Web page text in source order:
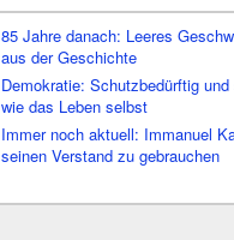
85 Jahre danach: Leeres
aus der Geschichte
Demokratie: Schutzbedürftig
wie das Leben selbst
Immer noch aktuell: Immanuel
seinen Verstand zu gebrauchen